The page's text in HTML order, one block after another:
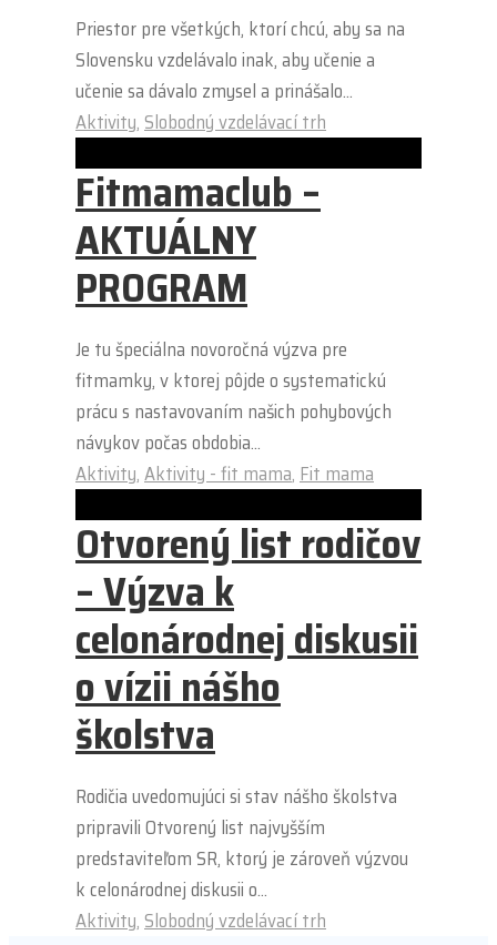
Priestor pre všetkých, ktorí chcú, aby sa na
Slovensku vzdelávalo inak, aby učenie a
učenie sa dávalo zmysel a prinášalo...
Aktivity, Slobodný vzdelávací trh
Fitmamaclub –
AKTUÁLNY
PROGRAM
Je tu špeciálna novoročná výzva pre
fitmamky, v ktorej pôjde o systematickú
prácu s nastavovaním našich pohybových
návykov počas obdobia...
Aktivity,Aktivity - fit mama, Fit mama
Otvorený list rodičov
– Výzva k
celonárodnej diskusii
o vízii nášho
školstva
Rodičia uvedomujúci si stav nášho školstva
pripravili Otvorený list najvyšším
predstaviteľom SR, ktorý je zároveň výzvou
k celonárodnej diskusii o...
Aktivity, Slobodný vzdelávací trh